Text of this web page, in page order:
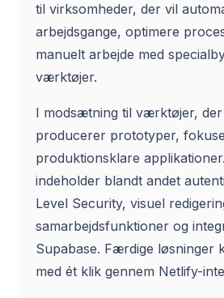
til virksomheder, der vil
arbejdsgange, optimere
manuelt arbejde med
værktøjer.
I modsætning til værktøjer,
producerer prototyper,
produktionsklare
indeholder blandt andet
Level Security, visuel
samarbejdsfunktioner og
Supabase. Færdige løsninger
med ét klik gennem Netlify-